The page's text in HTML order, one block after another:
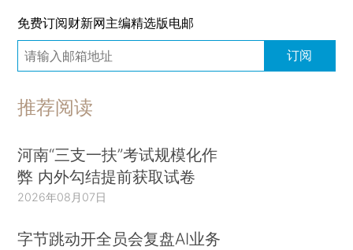
免费订阅财新网主编精选版电邮
订阅
推荐阅读
河南“三支一扶”考试规模化作
弊 内外勾结提前获取试卷
2026年08月07日
字节跳动开全员会复盘AI业务